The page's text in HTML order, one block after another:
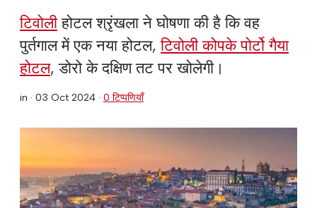
टिवोलीहोटल श्रृंखला ने घोषणा की है कि वह
पुर्तगाल में एक नया होटल,टिवोली कोपके पोर्टो गैया
होटल, डोरो के दक्षिण तट पर खोलेगी।
in · 03 Oct 2024 · 0 टिप्पणियाँ